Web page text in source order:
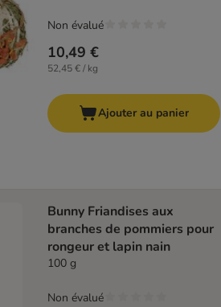
10,49 €
52,45 € / kg
Non évalué
Ajouter au panier
Bunny Friandises aux
branches de pommiers pour
rongeur et lapin nain
100 g
Non évalué